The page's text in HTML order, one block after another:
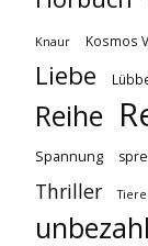
Knaur Kosmos
Liebe
Reihe
Spannung
Thriller Tiere